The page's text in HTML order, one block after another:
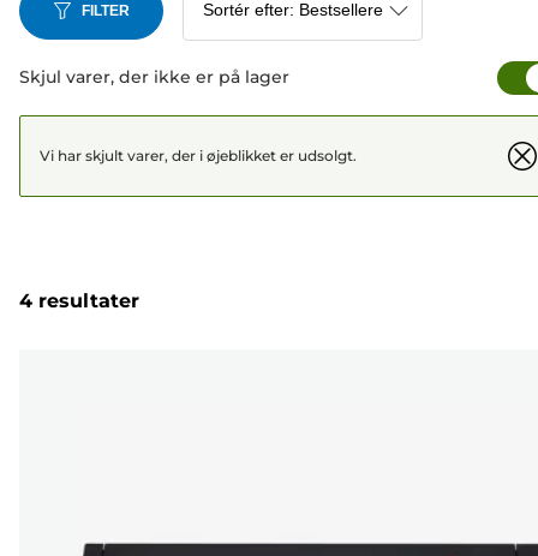
FILTER
Skjul varer, der ikke er på lager
Vi har skjult varer, der i øjeblikket er udsolgt.
4 resultater